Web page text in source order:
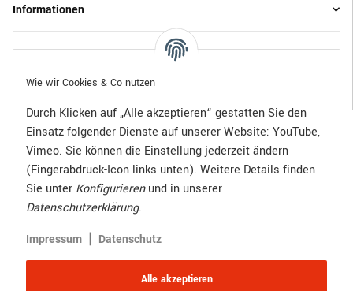
Alle akzeptieren
Wie wir Cookies & Co nutzen
Durch Klicken auf „Alle akzeptieren“ gestatten Sie den
Einsatz folgender Dienste auf unserer Website: YouTube,
Vimeo. Sie können die Einstellung jederzeit ändern
(Fingerabdruck-Icon links unten). Weitere Details finden
Sie unter Konfigurierenund in unserer
Datenschutzerklärung.
Impressum Datenschutz
Informationen
Gesetzliche Informationen
Bezahlen Sie bequem per:
Zugestellt durch: